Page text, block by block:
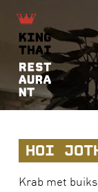
HOI
Krab met